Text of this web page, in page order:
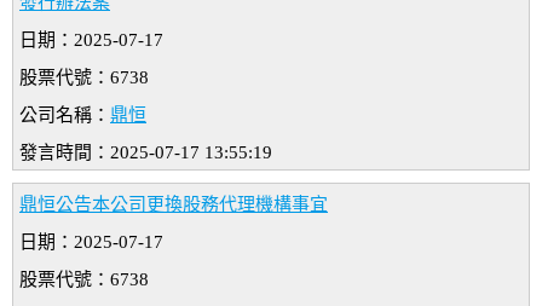
日期：2025-07-17
股票代號：6738
公司名稱： 鼎恒
發言時間：2025-07-17 13:55:19
鼎恒公告本公司更換股務代理機構事宜
日期：2025-07-17
股票代號：6738